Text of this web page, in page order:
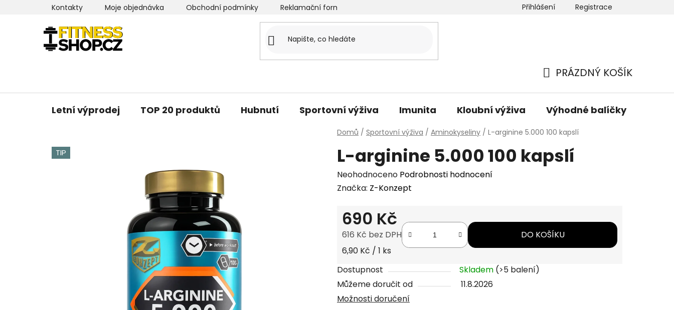
Kontakty Moje objednávka Obchodní podmínky Reklamační formulář Newsletter Hodnocení obchodu
Přihlášení Registrace
KOŠÍK
PRÁZDNÝ KOŠÍK
Letní výprodej TOP 20 produktů Hubnutí Sportovní výživa Imunita Kloubní výživa Výhodné balíčky
Domů / Sportovní výživa / Aminokyseliny / L-arginine 5.000 100 kapslí
L-arginine 5.000 100 kapslí
Průměrné
hodnocení
je
0,0
hvězdiček.
Neohodnoceno Podrobnosti hodnocení
Značka: Z-Konzept
690 Kč
616 Kč bez DPH
Měrná cena:
6,90 Kč / 1 ks
DO KOŠÍKU
Dostupnost Skladem (>5 balení)
Můžeme doručit od
11.8.2026
Možnosti doručení
TIP